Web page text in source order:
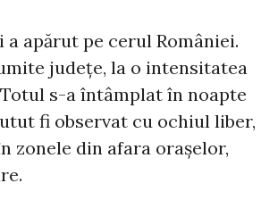
apărut pe cerul României.
județe, la o intensitatea
s-a întâmplat în noapte
fi observat cu ochiul liber,
zonele din afara orașelor,